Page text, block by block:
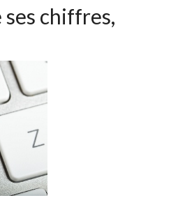
ses chiffres,